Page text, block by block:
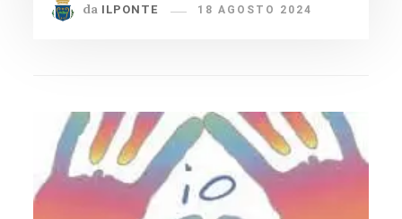
da ILPONTE 18 AGOSTO 2024